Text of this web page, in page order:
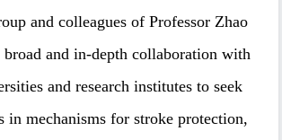
and colleagues of Professor Zhao
and in-depth collaboration with
and research institutes to seek
in mechanisms for stroke protection,